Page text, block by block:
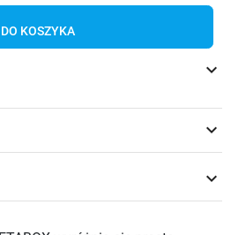
DO KOSZYKA
keyboard_arrow_down
keyboard_arrow_down
keyboard_arrow_down